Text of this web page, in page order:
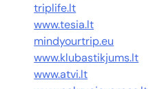
triplife.lt
www.tesia.lt
mindyourtrip.eu
www.klubastikjums.lt
www.atvi.lt